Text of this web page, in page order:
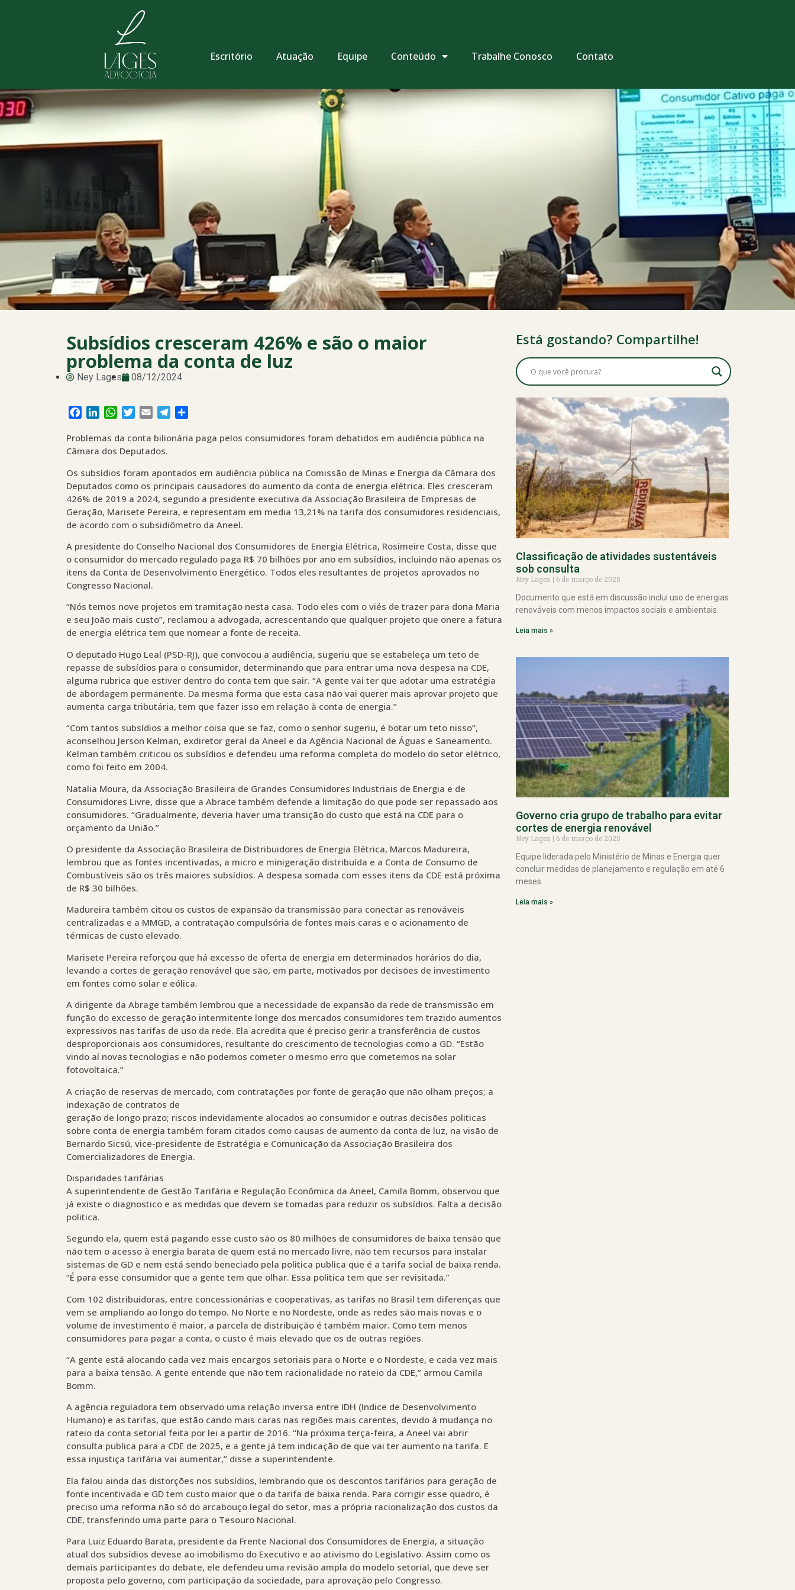
Escritório Atuação Equipe Conteúdo Trabalhe Conosco Contato
Subsídios cresceram 426% e são o maior
problema da conta de luz
Ney Lages 08/12/2024
Facebook
LinkedInWhatsApp
Twitter
Email Telegram
Problemas da conta bilionária paga pelos consumidores foram debatidos em audiência pública na
Câmara dos Deputados.
Os subsídios foram apontados em audiência pública na Comissão de Minas e Energia da Câmara dos
Deputados como os principais causadores do aumento da conta de energia elétrica. Eles cresceram
426% de 2019 a 2024, segundo a presidente executiva da Associação Brasileira de Empresas de
Geração, Marisete Pereira, e representam em media 13,21% na tarifa dos consumidores residenciais,
de acordo com o subsidiômetro da Aneel.
A presidente do Conselho Nacional dos Consumidores de Energia Elétrica, Rosimeire Costa, disse que
o consumidor do mercado regulado paga R$ 70 bilhões por ano em subsídios, incluindo não apenas os
itens da Conta de Desenvolvimento Energético. Todos eles resultantes de projetos aprovados no
Congresso Nacional.
“Nós temos nove projetos em tramitação nesta casa. Todo eles com o viés de trazer para dona Maria
e seu João mais custo”, reclamou a advogada, acrescentando que qualquer projeto que onere a fatura
de energia elétrica tem que nomear a fonte de receita.
O deputado Hugo Leal (PSD-RJ), que convocou a audiência, sugeriu que se estabeleça um teto de
repasse de subsídios para o consumidor, determinando que para entrar uma nova despesa na CDE,
alguma rubrica que estiver dentro do conta tem que sair. “A gente vai ter que adotar uma estratégia
de abordagem permanente. Da mesma forma que esta casa não vai querer mais aprovar projeto que
aumenta carga tributária, tem que fazer isso em relação à conta de energia.”
“Com tantos subsídios a melhor coisa que se faz, como o senhor sugeriu, é botar um teto nisso”,
aconselhou Jerson Kelman, exdiretor geral da Aneel e da Agência Nacional de Águas e Saneamento.
Kelman também criticou os subsídios e defendeu uma reforma completa do modelo do setor elétrico,
como foi feito em 2004.
Natalia Moura, da Associação Brasileira de Grandes Consumidores Industriais de Energia e de
Consumidores Livre, disse que a Abrace também defende a limitação do que pode ser repassado aos
consumidores. “Gradualmente, deveria haver uma transição do custo que está na CDE para o
orçamento da União.”
O presidente da Associação Brasileira de Distribuidores de Energia Elétrica, Marcos Madureira,
lembrou que as fontes incentivadas, a micro e minigeração distribuída e a Conta de Consumo de
Combustíveis são os três maiores subsídios. A despesa somada com esses itens da CDE está próxima
de R$ 30 bilhões.
Madureira também citou os custos de expansão da transmissão para conectar as renováveis
centralizadas e a MMGD, a contratação compulsória de fontes mais caras e o acionamento de
térmicas de custo elevado.
Marisete Pereira reforçou que há excesso de oferta de energia em determinados horários do dia,
levando a cortes de geração renovável que são, em parte, motivados por decisões de investimento
em fontes como solar e eólica.
A dirigente da Abrage também lembrou que a necessidade de expansão da rede de transmissão em
função do excesso de geração intermitente longe dos mercados consumidores tem trazido aumentos
expressivos nas tarifas de uso da rede. Ela acredita que é preciso gerir a transferência de custos
desproporcionais aos consumidores, resultante do crescimento de tecnologias como a GD. “Estão
vindo aí novas tecnologias e não podemos cometer o mesmo erro que cometemos na solar
fotovoltaica.”
A criação de reservas de mercado, com contratações por fonte de geração que não olham preços; a
indexação de contratos de
geração de longo prazo; riscos indevidamente alocados ao consumidor e outras decisões politicas
sobre conta de energia também foram citados como causas de aumento da conta de luz, na visão de
Bernardo Sicsú, vice-presidente de Estratégia e Comunicação da Associação Brasileira dos
Comercializadores de Energia.
Disparidades tarifárias
A superintendente de Gestão Tarifária e Regulação Econômica da Aneel, Camila Bomm, observou que
já existe o diagnostico e as medidas que devem se tomadas para reduzir os subsídios. Falta a decisão
politica.
Segundo ela, quem está pagando esse custo são os 80 milhões de consumidores de baixa tensão que
não tem o acesso à energia barata de quem está no mercado livre, não tem recursos para instalar
sistemas de GD e nem está sendo beneciado pela politica publica que é a tarifa social de baixa renda.
“É para esse consumidor que a gente tem que olhar. Essa politica tem que ser revisitada.”
Com 102 distribuidoras, entre concessionárias e cooperativas, as tarifas no Brasil tem diferenças que
vem se ampliando ao longo do tempo. No Norte e no Nordeste, onde as redes são mais novas e o
volume de investimento é maior, a parcela de distribuição é também maior. Como tem menos
consumidores para pagar a conta, o custo é mais elevado que os de outras regiões.
“A gente está alocando cada vez mais encargos setoriais para o Norte e o Nordeste, e cada vez mais
para a baixa tensão. A gente entende que não tem racionalidade no rateio da CDE,” armou Camila
Bomm.
A agência reguladora tem observado uma relação inversa entre IDH (Indice de Desenvolvimento
Humano) e as tarifas, que estão cando mais caras nas regiões mais carentes, devido à mudança no
rateio da conta setorial feita por lei a partir de 2016. “Na próxima terça-feira, a Aneel vai abrir
consulta publica para a CDE de 2025, e a gente já tem indicação de que vai ter aumento na tarifa. E
essa injustiça tarifária vai aumentar,” disse a superintendente.
Ela falou ainda das distorções nos subsídios, lembrando que os descontos tarifários para geração de
fonte incentivada e GD tem custo maior que o da tarifa de baixa renda. Para corrigir esse quadro, é
preciso uma reforma não só do arcabouço legal do setor, mas a própria racionalização dos custos da
CDE, transferindo uma parte para o Tesouro Nacional.
Para Luiz Eduardo Barata, presidente da Frente Nacional dos Consumidores de Energia, a situação
atual dos subsídios devese ao imobilismo do Executivo e ao ativismo do Legislativo. Assim como os
demais participantes do debate, ele defendeu uma revisão ampla do modelo setorial, que deve ser
proposta pelo governo, com participação da sociedade, para aprovação pelo Congresso.
Está gostando? Compartilhe!
Classificação de atividades sustentáveis
sob consulta
Ney Lages
6 de março de 2025
Documento que está em discussão inclui uso de energias
renováveis com menos impactos sociais e ambientais.
Leia mais »
Governo cria grupo de trabalho para evitar
cortes de energia renovável
Ney Lages
6 de março de 2025
Equipe liderada pelo Ministério de Minas e Energia quer
concluir medidas de planejamento e regulação em até 6
meses.
Leia mais »